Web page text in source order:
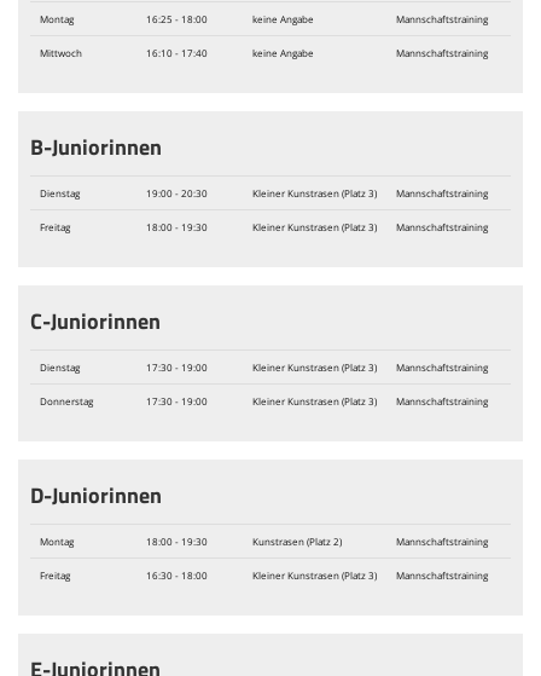
Montag 16:25 - 18:00 keine Angabe Mannschaftstraining
Mittwoch 16:10 - 17:40 keine Angabe Mannschaftstraining
B-Juniorinnen
Dienstag 19:00 - 20:30 Kleiner Kunstrasen (Platz 3) Mannschaftstraining
Freitag 18:00 - 19:30 Kleiner Kunstrasen (Platz 3) Mannschaftstraining
C-Juniorinnen
Dienstag 17:30 - 19:00 Kleiner Kunstrasen (Platz 3) Mannschaftstraining
Donnerstag 17:30 - 19:00 Kleiner Kunstrasen (Platz 3) Mannschaftstraining
D-Juniorinnen
Montag 18:00 - 19:30 Kunstrasen (Platz 2) Mannschaftstraining
Freitag 16:30 - 18:00 Kleiner Kunstrasen (Platz 3) Mannschaftstraining